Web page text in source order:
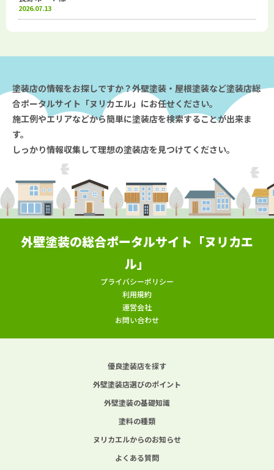
2026.07.13
塗装店の情報をお探しですか？外壁塗装・屋根塗装など塗装店総
合ポータルサイト「ヌリカエル」にお任せください。
施工例やエリアなどから簡単に塗装店を検索することが出来ま
す。
しっかり情報収集して理想の塗装店を見つけてください。
外壁塗装の総合ポータルサイト「ヌリカエ
ル」
プライバシーポリシー
利用規約
運営会社
お問い合わせ
優良塗装店を探す
外壁塗装店選びのポイント
外壁塗装の基礎知識
塗料の種類
ヌリカエルからのお知らせ
よくある質問